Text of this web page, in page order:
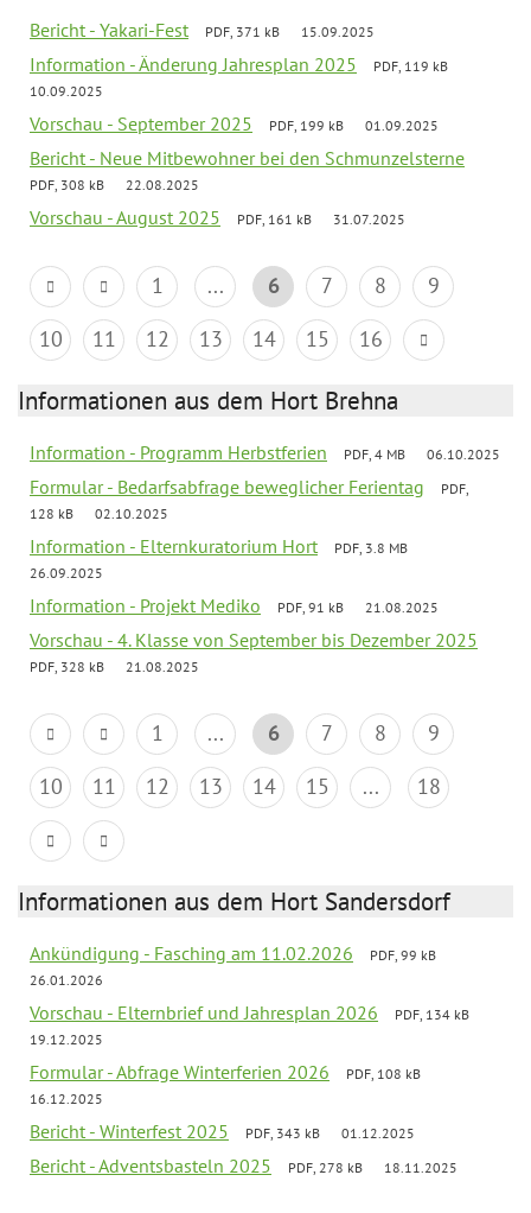
Bericht - Yakari-Fest PDF, 371 kB 15.09.2025
Information - Änderung Jahresplan 2025
PDF, 119 kB
10.09.2025
Vorschau - September 2025 PDF, 199 kB 01.09.2025
Bericht - Neue Mitbewohner bei den Schmunzelsterne
PDF, 308 kB 22.08.2025
Vorschau - August 2025 PDF, 161 kB 31.07.2025
1 ... 6 7 8
9
10
11 12 13 14 15 16
Informationen aus dem Hort Brehna
Information - Programm Herbstferien PDF, 4 MB 06.10.2025
Formular - Bedarfsabfrage beweglicher Ferientag
PDF,
128 kB
02.10.2025
Information - Elternkuratorium Hort
PDF, 3.8 MB
26.09.2025
Information - Projekt Mediko PDF, 91 kB 21.08.2025
Vorschau - 4. Klasse von September bis Dezember 2025
PDF, 328 kB 21.08.2025
1 ... 6 7 8
9
10
11 12 13 14 15 ... 18
Informationen aus dem Hort Sandersdorf
Ankündigung - Fasching am 11.02.2026
PDF, 99 kB
26.01.2026
Vorschau - Elternbrief und Jahresplan 2026
PDF, 134 kB
19.12.2025
Formular - Abfrage Winterferien 2026
PDF, 108 kB
16.12.2025
Bericht - Winterfest 2025 PDF, 343 kB 01.12.2025
Bericht - Adventsbasteln 2025 PDF, 278 kB 18.11.2025